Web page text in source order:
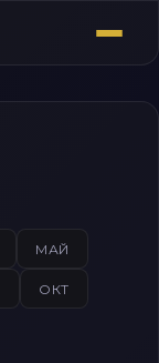
МАЙ
ОКТ